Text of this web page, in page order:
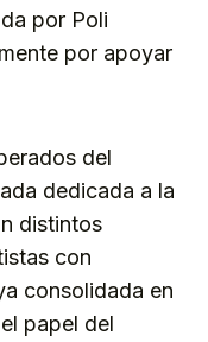
por Poli
por apoyar
del
dedicada a la
distintos
con
consolidada en
papel del